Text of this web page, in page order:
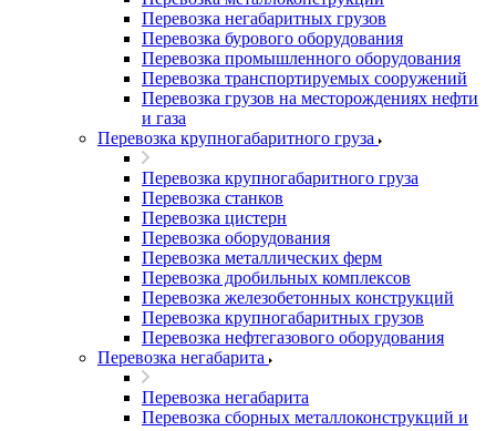
Перевозка негабаритных грузов
Перевозка бурового оборудования
Перевозка промышленного оборудования
Перевозка транспортируемых сооружений
Перевозка грузов на месторождениях нефти
и газа
Перевозка крупногабаритного груза
Перевозка крупногабаритного груза
Перевозка станков
Перевозка цистерн
Перевозка оборудования
Перевозка металлических ферм
Перевозка дробильных комплексов
Перевозка железобетонных конструкций
Перевозка крупногабаритных грузов
Перевозка нефтегазового оборудования
Перевозка негабарита
Перевозка негабарита
Перевозка сборных металлоконструкций и